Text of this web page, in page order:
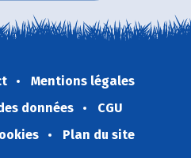
Mentions légales
données
CGU
Plan du site